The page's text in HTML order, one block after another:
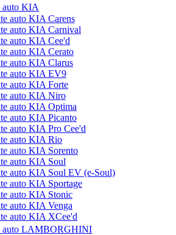
auto KIA
auto KIA Carens
auto KIA Carnival
auto KIA Cee'd
auto KIA Cerato
auto KIA Clarus
auto KIA EV9
auto KIA Forte
auto KIA Niro
auto KIA Optima
auto KIA Picanto
auto KIA Pro Cee'd
auto KIA Rio
auto KIA Sorento
auto KIA Soul
auto KIA Soul EV (e-Soul)
auto KIA Sportage
auto KIA Stonic
auto KIA Venga
auto KIA XCee'd
auto LAMBORGHINI